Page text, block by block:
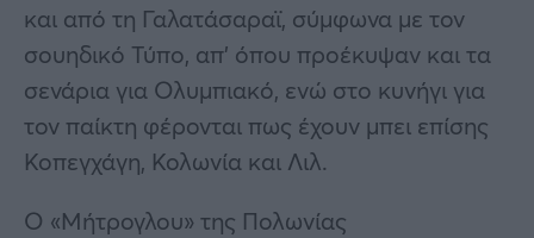
και από τη Γαλατάσαραϊ, σύμφωνα με τον
σουηδικό Τύπο, απ’ όπου προέκυψαν και τα
σενάρια για Ολυμπιακό, ενώ στο κυνήγι για
τον παίκτη φέρονται πως έχουν μπει επίσης
Κοπεγχάγη, Κολωνία και Λιλ.
Ο «Μήτρογλου» της Πολωνίας